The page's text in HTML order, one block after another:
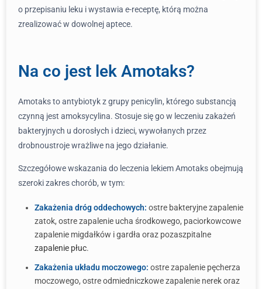
o przepisaniu leku i wystawia e-receptę, którą można
zrealizować w dowolnej aptece.
Na co jest lek Amotaks?
Amotaks to antybiotyk z grupy penicylin, którego substancją
czynną jest amoksycylina. Stosuje się go w leczeniu zakażeń
bakteryjnych u dorosłych i dzieci, wywołanych przez
drobnoustroje wrażliwe na jego działanie.
Szczegółowe wskazania do leczenia lekiem Amotaks obejmują
szeroki zakres chorób, w tym:
Zakażenia dróg oddechowych: ostre bakteryjne zapalenie
zatok, ostre zapalenie ucha środkowego, paciorkowcowe
zapalenie migdałków i gardła oraz pozaszpitalne
zapalenie płuc.
Zakażenia układu moczowego: ostre zapalenie pęcherza
moczowego, ostre odmiedniczkowe zapalenie nerek oraz